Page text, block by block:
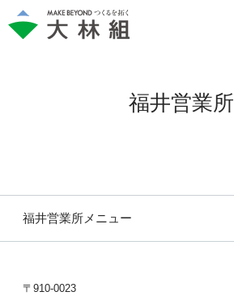
福井営業所
福井営業所メニュー
〒910-0023